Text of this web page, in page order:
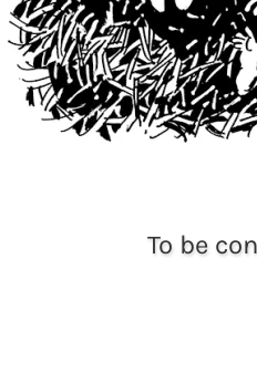
To be